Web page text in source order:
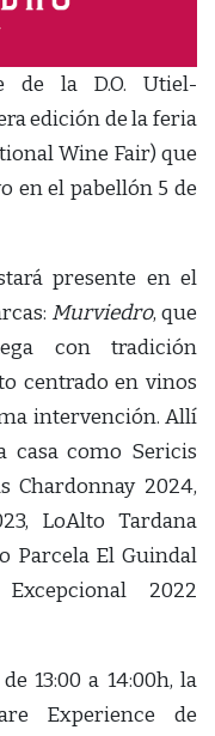
de la D.O. Utiel-
edición de la feria
Wine Fair) que
en el pabellón 5 de
presente en el
Murviedro, que
con tradición
centrado en vinos
intervención. Allí
casa como Sericis
Chardonnay 2024,
LoAlto Tardana
Parcela El Guindal
2022
13:00 a 14:00h, la
Experience de